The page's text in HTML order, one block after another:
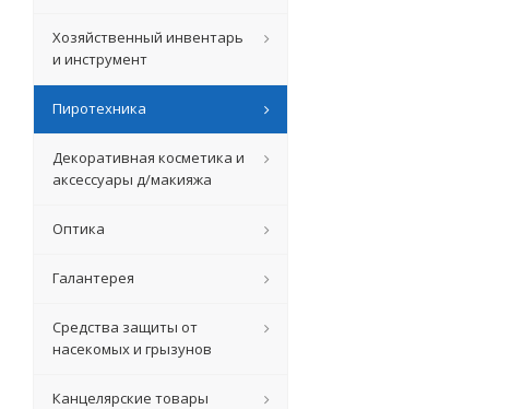
Хозяйственный инвентарь
и инструмент
Пиротехника
Декоративная косметика и
аксессуары д/макияжа
Оптика
Галантерея
Средства защиты от
насекомых и грызунов
Канцелярские товары